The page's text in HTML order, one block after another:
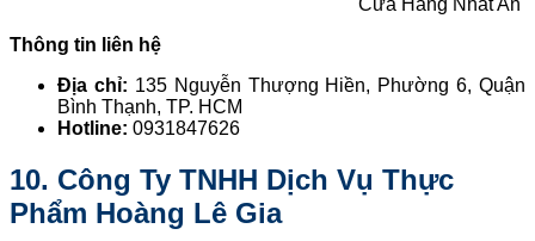
Cửa Hàng Nhất An
Thông tin liên hệ
Địa chỉ: 135 Nguyễn Thượng Hiền, Phường 6, Quận
Bình Thạnh, TP. HCM
Hotline: 0931847626
10. Công Ty TNHH Dịch Vụ Thực
Phẩm Hoàng Lê Gia